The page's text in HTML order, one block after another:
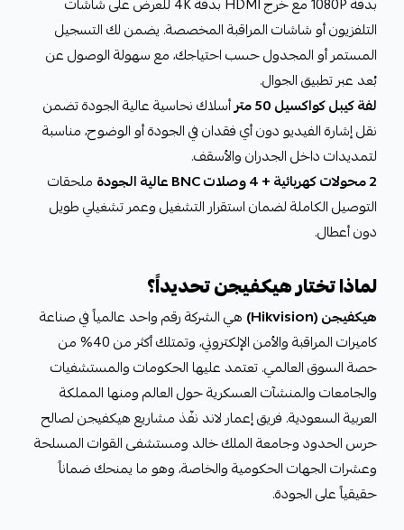
التلفزيون أو شاشات المراقبة المخصصة. يضمن لك التسجيل
المستمر أو المجدول حسب احتياجك، مع سهولة الوصول عن
بُعد عبر تطبيق الجوال.
لفة كيبل كواكسيل 50 متر
أسلاك نحاسية عالية الجودة تضمن
نقل إشارة الفيديو دون أي فقدان في الجودة أو الوضوح، مناسبة
لتمديدات داخل الجدران والأسقف.
2 محولات كهربائية + 4 وصلات BNC عالية الجودة
ملحقات
التوصيل الكاملة لضمان استقرار التشغيل وعمر تشغيلي طويل
دون أعطال.
لماذا تختار هيكفيجن تحديداً؟
هيكفيجن (Hikvision)
هي الشركة رقم واحد عالمياً في صناعة
كاميرات المراقبة والأمن الإلكتروني، وتمتلك أكثر من 40% من
حصة السوق العالمي. تعتمد عليها الحكومات والمستشفيات
والجامعات والمنشآت العسكرية حول العالم ومنها المملكة
العربية السعودية. فريق إعمار لاند نفّذ مشاريع هيكفيجن لصالح
حرس الحدود وجامعة الملك خالد ومستشفى القوات المسلحة
وعشرات الجهات الحكومية والخاصة، وهو ما يمنحك ضماناً
حقيقياً على الجودة.